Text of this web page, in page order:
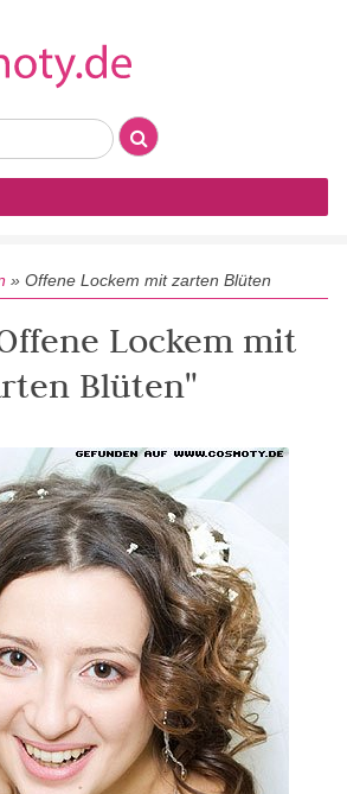
» Offene Lockem mit zarten Blüten
Lockem mit
Blüten"